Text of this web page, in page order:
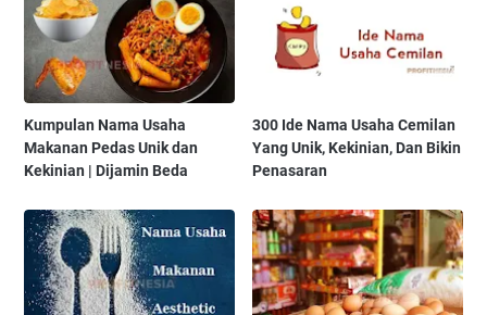
Kumpulan Nama Usaha
Makanan Pedas Unik dan
Kekinian | Dijamin Beda
300 Ide Nama Usaha Cemilan
Yang Unik, Kekinian, Dan Bikin
Penasaran